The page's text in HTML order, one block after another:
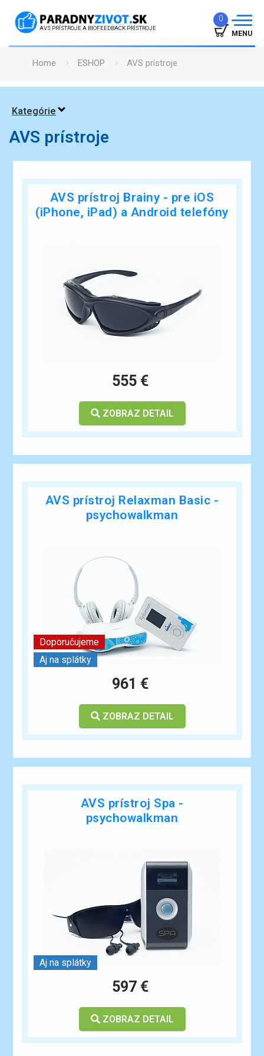
AVS PRÍSTROJE A BIOFEEDBACK PRÍSTROJE
MENU
SKÚSENOSTI
ČLÁNKY
PREDAJŇA
0
Home ESHOP AVS prístroje
Kategórie
AVS prístroje
AVS prístroj Brainy - pre iOS
(iPhone, iPad) a Android telefóny
555 €
ZOBRAZ DETAIL
AVS prístroj Relaxman Basic -
psychowalkman
Doporučujeme
Aj na splátky
961 €
ZOBRAZ DETAIL
AVS prístroj Spa -
psychowalkman
Aj na splátky
597 €
ZOBRAZ DETAIL